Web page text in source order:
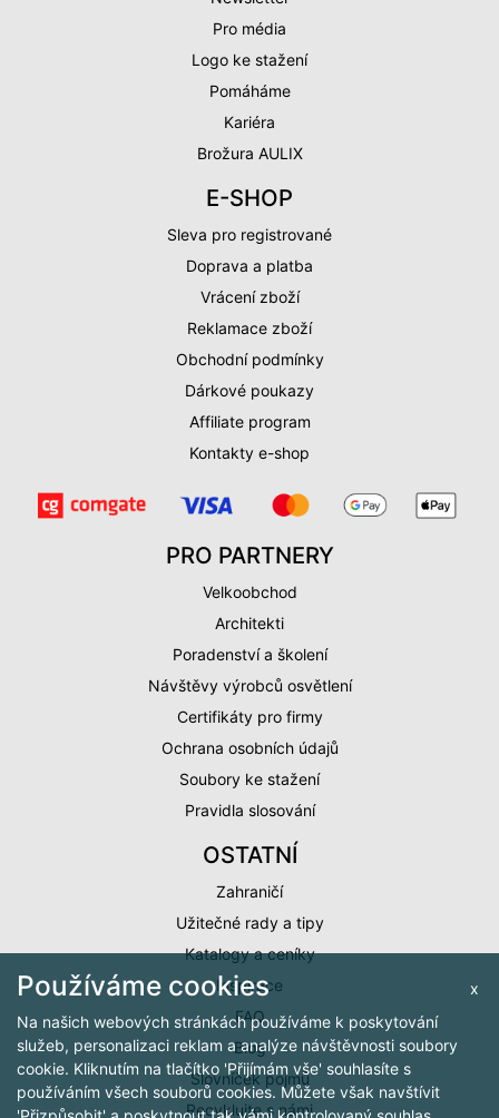
Pro média
Logo ke stažení
Pomáháme
Kariéra
Brožura AULIX
E-SHOP
Sleva pro registrované
Doprava a platba
Vrácení zboží
Reklamace zboží
Obchodní podmínky
Dárkové poukazy
Affiliate program
Kontakty e-shop
PRO PARTNERY
Velkoobchod
Architekti
Poradenství a školení
Návštěvy výrobců osvětlení
Certifikáty pro firmy
Ochrana osobních údajů
Soubory ke stažení
Pravidla slosování
OSTATNÍ
Zahraničí
Užitečné rady a tipy
Katalogy a ceníky
Inspirace
FAQ
Blog
Slovníček pojmů
Recyklujte s námi
x
Používáme cookies
Na našich webových stránkách používáme k poskytování
služeb, personalizaci reklam a analýze návštěvnosti soubory
cookie. Kliknutím na tlačítko 'Přijímám vše' souhlasíte s
používáním všech souborů cookies. Můžete však navštívit